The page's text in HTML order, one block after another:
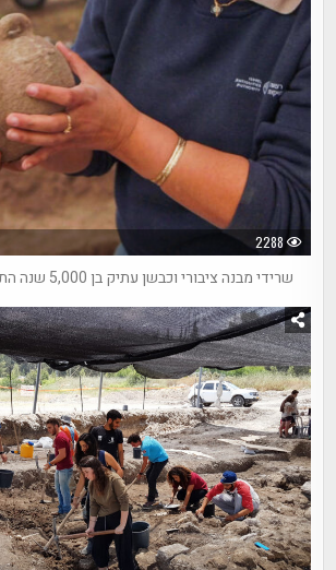
2288
שרידי מבנה ציבורי וכבשן עתיק בן 5,000 שנה התגלה ליד בית שמש